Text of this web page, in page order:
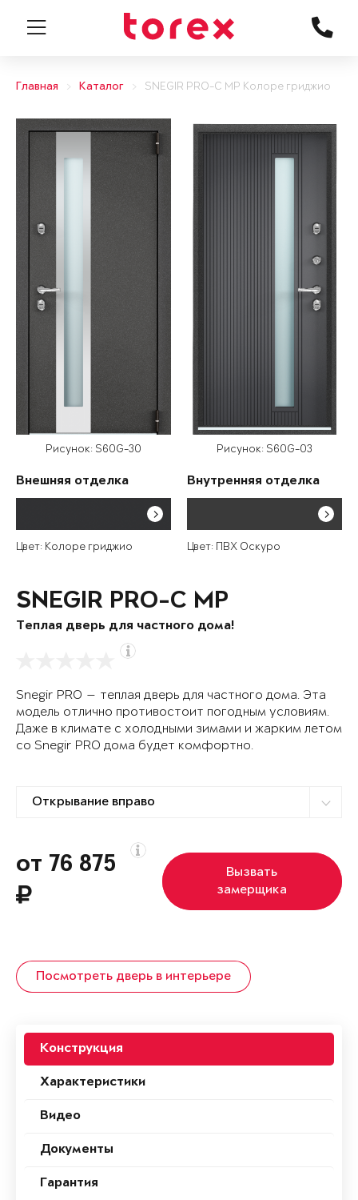
Главная Каталог SNEGIR PRO-C MP Колоре гриджио
Рисунок: S60G-30
Внешняя отделка
Цвет: Колоре гриджио
Рисунок: S60G-03
Внутренняя отделка
Цвет: ПВХ Оскуро
SNEGIR PRO-C MP
Теплая дверь для частного дома!
Snegir PRO — теплая дверь для частного дома. Эта
модель отлично противостоит погодным условиям.
Даже в климате с холодными зимами и жарким летом
со Snegir PRO дома будет комфортно.
от 76 875
Вызвать
замерщика
Посмотреть дверь в интерьере
Конструкция
Характеристики
Видео
Документы
Гарантия